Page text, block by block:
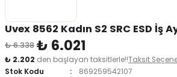
Uvex 8562 Kadın S2 SRC ESD İş
₺ 6.338 ₺ 6.021
₺ 2.202 den başlayan taksitlerle!!Taksit
Stok Kodu
869259542107